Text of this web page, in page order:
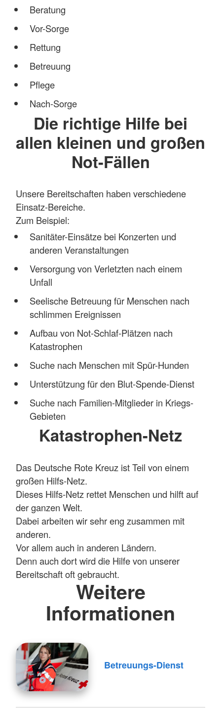
Beratung
Vor-Sorge
Rettung
Betreuung
Pflege
Nach-Sorge
Die richtige Hilfe bei
allen kleinen und großen
Not-Fällen
Unsere Bereitschaften haben verschiedene
Einsatz-Bereiche.
Zum Beispiel:
Sanitäter-Einsätze bei Konzerten und
anderen Veranstaltungen
Versorgung von Verletzten nach einem
Unfall
Seelische Betreuung für Menschen nach
schlimmen Ereignissen
Aufbau von Not-Schlaf-Plätzen nach
Katastrophen
Suche nach Menschen mit Spür-Hunden
Unterstützung für den Blut-Spende-Dienst
Suche nach Familien-Mitglieder in Kriegs-
Gebieten
Katastrophen-Netz
Das Deutsche Rote Kreuz ist Teil von einem
großen Hilfs-Netz.
Dieses Hilfs-Netz rettet Menschen und hilft auf
der ganzen Welt.
Dabei arbeiten wir sehr eng zusammen mit
anderen.
Vor allem auch in anderen Ländern.
Denn auch dort wird die Hilfe von unserer
Bereitschaft oft gebraucht.
Weitere
Informationen
Betreuungs-Dienst